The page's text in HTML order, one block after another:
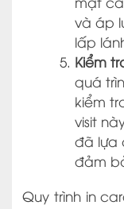
và áp
lấp
Kiểm
quá
kiểm
visit
đã lựa
đảm
Quy trình in